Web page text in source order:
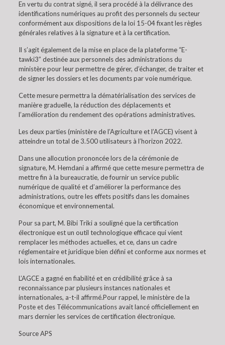
En vertu du contrat signé, il sera procédé à la délivrance des
identifications numériques au profit des personnels du secteur
conformément aux dispositions de la loi 15-04 fixant les règles
générales relatives à la signature et à la certification.
Il s’agit également de la mise en place de la plateforme “E-
tawki3” destinée aux personnels des administrations du
ministère pour leur permettre de gérer, d’échanger, de traiter et
de signer les dossiers et les documents par voie numérique.
Cette mesure permettra la dématérialisation des services de
manière graduelle, la réduction des déplacements et
l’amélioration du rendement des opérations administratives.
Les deux parties (ministère de l’Agriculture et l’AGCE) visent à
atteindre un total de 3.500 utilisateurs à l’horizon 2022.
Dans une allocution prononcée lors de la cérémonie de
signature, M. Hemdani a affirmé que cette mesure permettra de
mettre fin à la bureaucratie, de fournir un service public
numérique de qualité et d’améliorer la performance des
administrations, outre les effets positifs dans les domaines
économique et environnemental.
Pour sa part, M. Bibi Triki a souligné que la certification
électronique est un outil technologique efficace qui vient
remplacer les méthodes actuelles, et ce, dans un cadre
réglementaire et juridique bien défini et conforme aux normes et
lois internationales.
L’AGCE a gagné en fiabilité et en crédibilité grâce à sa
reconnaissance par plusieurs instances nationales et
internationales, a-t-il affirmé.Pour rappel, le ministère de la
Poste et des Télécommunications avait lancé officiellement en
mars dernier les services de certification électronique.
Source APS